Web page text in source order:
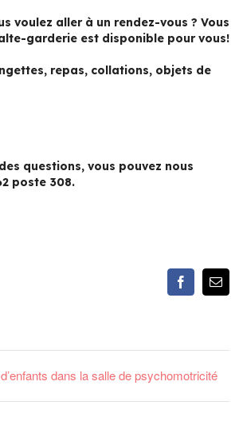
voulez aller à un rendez-vous ? Vous
garderie est disponible pour vous!
repas, collations, objets de
questions, vous pouvez nous
poste 308.
FacebookEmail
dans la salle de psychomotricité